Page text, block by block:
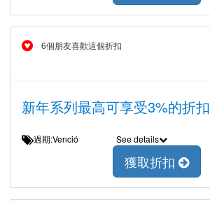
6個朋友喜歡這個折扣
新年系列最高可享受3%的折扣
過期:Venció See details
獲取折扣